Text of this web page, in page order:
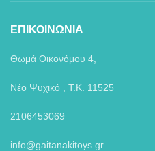
ΕΠΙΚΟΙΝΩΝΙΑ
Θωμά Οικονόμου 4,
Νέο Ψυχικό , Τ.Κ. 11525
2106453069
info@gaitanakitoys.gr